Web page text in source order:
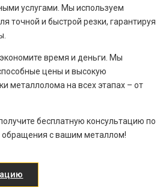
услугами. Мы используем
точной и быстрой резки, гарантируя
время и деньги. Мы
цены и высокую
металлолома на всех этапах – от
бесплатную консультацию по
обращения с вашим металлом!